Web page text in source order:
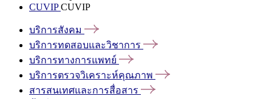
CUVIPCUVIP
บริการสังคม
บริการทดสอบและวิชาการ
บริการทางการแพทย์
บริการตรวจวิเคราะห์คุณภาพ
สารสนเทศและการสื่อสาร